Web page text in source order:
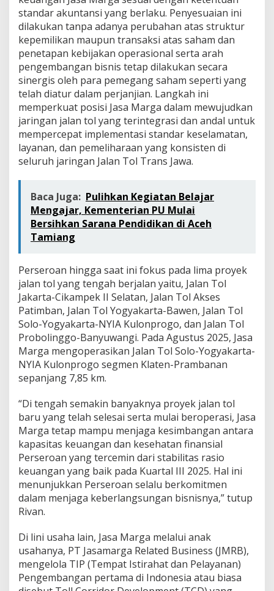
standar akuntansi yang berlaku. Penyesuaian ini
dilakukan tanpa adanya perubahan atas struktur
kepemilikan maupun transaksi atas saham dan
penetapan kebijakan operasional serta arah
pengembangan bisnis tetap dilakukan secara
sinergis oleh para pemegang saham seperti yang
telah diatur dalam perjanjian. Langkah ini
memperkuat posisi Jasa Marga dalam mewujudkan
jaringan jalan tol yang terintegrasi dan andal untuk
mempercepat implementasi standar keselamatan,
layanan, dan pemeliharaan yang konsisten di
seluruh jaringan Jalan Tol Trans Jawa.
Baca Juga: Pulihkan Kegiatan Belajar
Mengajar, Kementerian PU Mulai
Bersihkan Sarana Pendidikan di Aceh
Tamiang
Perseroan hingga saat ini fokus pada lima proyek
jalan tol yang tengah berjalan yaitu, Jalan Tol
Jakarta-Cikampek II Selatan, Jalan Tol Akses
Patimban, Jalan Tol Yogyakarta-Bawen, Jalan Tol
Solo-Yogyakarta-NYIA Kulonprogo, dan Jalan Tol
Probolinggo-Banyuwangi. Pada Agustus 2025, Jasa
Marga mengoperasikan Jalan Tol Solo-Yogyakarta-
NYIA Kulonprogo segmen Klaten-Prambanan
sepanjang 7,85 km.
“Di tengah semakin banyaknya proyek jalan tol
baru yang telah selesai serta mulai beroperasi, Jasa
Marga tetap mampu menjaga kesimbangan antara
kapasitas keuangan dan kesehatan finansial
Perseroan yang tercemin dari stabilitas rasio
keuangan yang baik pada Kuartal III 2025. Hal ini
menunjukkan Perseroan selalu berkomitmen
dalam menjaga keberlangsungan bisnisnya,” tutup
Rivan.
Di lini usaha lain, Jasa Marga melalui anak
usahanya, PT Jasamarga Related Business (JMRB),
mengelola TIP (Tempat Istirahat dan Pelayanan)
Pengembangan pertama di Indonesia atau biasa